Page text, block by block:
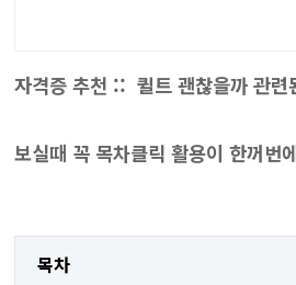
자격증 추천 :: 퀼트 괜찮을까 관련
보실때 꼭 목차클릭 활용이 한꺼번
목차